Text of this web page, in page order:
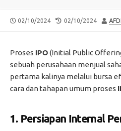
PUBLISHED
02/10/2024
LAST
02/10/2024
Proses IPO(Initial Public
sebuah perusahaan menjual
pertama kalinya melalui bursa
cara dan tahapan umum proses
1. Persiapan Internal